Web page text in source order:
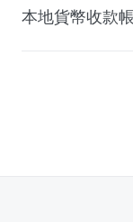
本地貨幣收款